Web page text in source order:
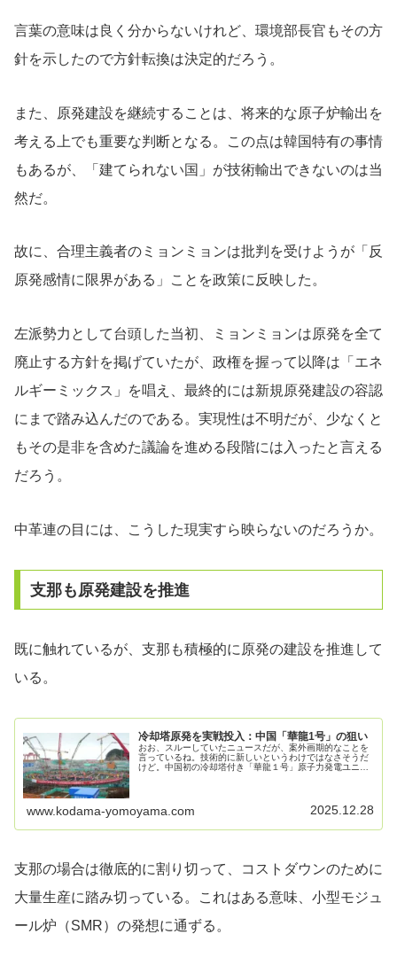
言葉の意味は良く分からないけれど、環境部長官もその方
針を示したので方針転換は決定的だろう。
また、原発建設を継続することは、将来的な原子炉輸出を
考える上でも重要な判断となる。この点は韓国特有の事情
もあるが、「建てられない国」が技術輸出できないのは当
然だ。
故に、合理主義者のミョンミョンは批判を受けようが「反
原発感情に限界がある」ことを政策に反映した。
左派勢力として台頭した当初、ミョンミョンは原発を全て
廃止する方針を掲げていたが、政権を握って以降は「エネ
ルギーミックス」を唱え、最終的には新規原発建設の容認
にまで踏み込んだのである。実現性は不明だが、少なくと
もその是非を含めた議論を進める段階には入ったと言える
だろう。
中革連の目には、こうした現実すら映らないのだろうか。
支那も原発建設を推進
既に触れているが、支那も積極的に原発の建設を推進して
いる。
冷却塔原発を実戦投入：中国「華龍1号」の狙い
おお、スルーしていたニュースだが、案外画期的なことを
言っているね。技術的に新しいというわけではなさそうだ
けど。中国初の冷却塔付き「華龍１号」原子力発電ユニッ
www.kodama-yomoyama.com 2025.12.28
支那の場合は徹底的に割り切って、コストダウンのために
大量生産に踏み切っている。これはある意味、小型モジュ
ール炉（SMR）の発想に通ずる。